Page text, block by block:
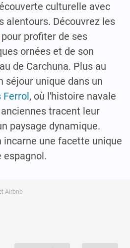
culturelle avec
alentours. Découvrez les
pour profiter de ses
ornées et de son
de Carchuna. Plus au
séjour unique dans un
Ferrol, où l'histoire navale
tracent leur
paysage dynamique.
incarne une facette unique
espagnol.
Airbnb